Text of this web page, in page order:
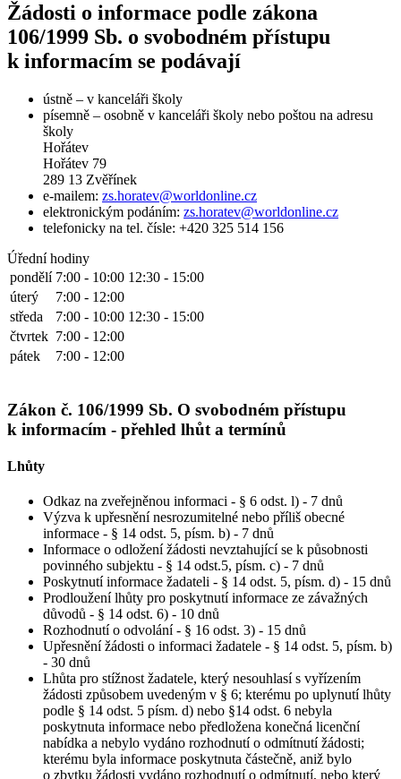
Žádosti o informace podle zákona
106/1999 Sb. o svobodném přístupu
k informacím se podávají
ústně – v kanceláři školy
písemně – osobně v kanceláři školy nebo poštou na adresu
školy
Hořátev
Hořátev 79
289 13 Zvěřínek
e-mailem: zs.horatev@worldonline.cz
elektronickým podáním: zs.horatev@worldonline.cz
telefonicky na tel. čísle: +420 325 514 156
Úřední hodiny
pondělí 7:00 - 10:00 12:30 - 15:00
úterý
7:00 - 12:00
středa
7:00 - 10:00 12:30 - 15:00
čtvrtek 7:00 - 12:00
pátek
7:00 - 12:00
Zákon č. 106/1999 Sb. O svobodném přístupu
k informacím - přehled lhůt a termínů
Lhůty
Odkaz na zveřejněnou informaci - § 6 odst. l) - 7 dnů
Výzva k upřesnění nesrozumitelné nebo příliš obecné
informace - § 14 odst. 5, písm. b) - 7 dnů
Informace o odložení žádosti nevztahující se k působnosti
povinného subjektu - § 14 odst.5, písm. c) - 7 dnů
Poskytnutí informace žadateli - § 14 odst. 5, písm. d) - 15 dnů
Prodloužení lhůty pro poskytnutí informace ze závažných
důvodů - § 14 odst. 6) - 10 dnů
Rozhodnutí o odvolání - § 16 odst. 3) - 15 dnů
Upřesnění žádosti o informaci žadatele - § 14 odst. 5, písm. b)
- 30 dnů
Lhůta pro stížnost žadatele, který nesouhlasí s vyřízením
žádosti způsobem uvedeným v § 6; kterému po uplynutí lhůty
podle § 14 odst. 5 písm. d) nebo §14 odst. 6 nebyla
poskytnuta informace nebo předložena konečná licenční
nabídka a nebylo vydáno rozhodnutí o odmítnutí žádosti;
kterému byla informace poskytnuta částečně, aniž bylo
o zbytku žádosti vydáno rozhodnutí o odmítnutí, nebo který